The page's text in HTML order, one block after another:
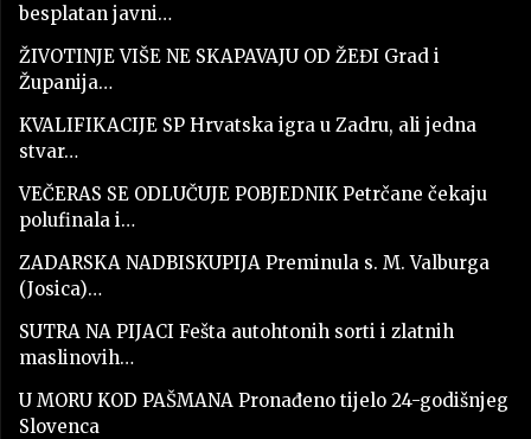
besplatan javni…
ŽIVOTINJE VIŠE NE SKAPAVAJU OD ŽEĐI Grad i
Županija…
KVALIFIKACIJE SP Hrvatska igra u Zadru, ali jedna
stvar…
VEČERAS SE ODLUČUJE POBJEDNIK Petrčane čekaju
polufinala i…
ZADARSKA NADBISKUPIJA Preminula s. M. Valburga
(Josica)…
SUTRA NA PIJACI Fešta autohtonih sorti i zlatnih
maslinovih…
U MORU KOD PAŠMANA Pronađeno tijelo 24-godišnjeg
Slovenca